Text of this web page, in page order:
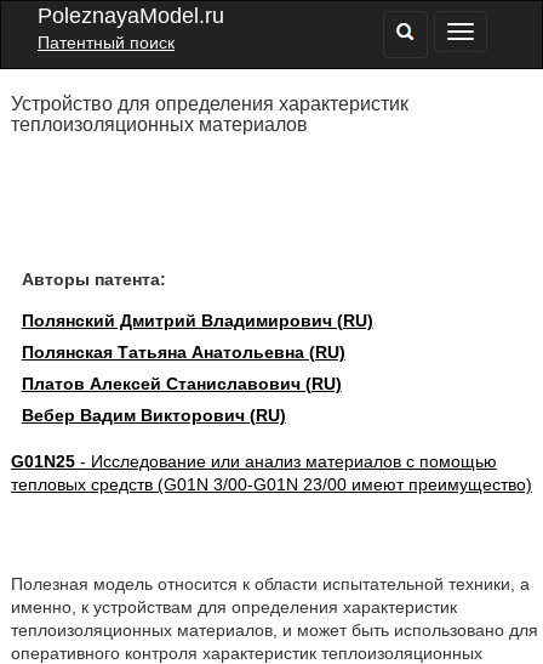
PoleznayaModel.ru
Патентный поиск
Устройство для определения характеристик
теплоизоляционных материалов
Авторы патента:
Полянский Дмитрий Владимирович (RU)
Полянская Татьяна Анатольевна (RU)
Платов Алексей Станиславович (RU)
Вебер Вадим Викторович (RU)
G01N25- Исследование или анализ материалов с помощью
тепловых средств (G01N 3/00-G01N 23/00 имеют преимущество)
Полезная модель относится к области испытательной техники, а
именно, к устройствам для определения характеристик
теплоизоляционных материалов, и может быть использовано для
оперативного контроля характеристик теплоизоляционных